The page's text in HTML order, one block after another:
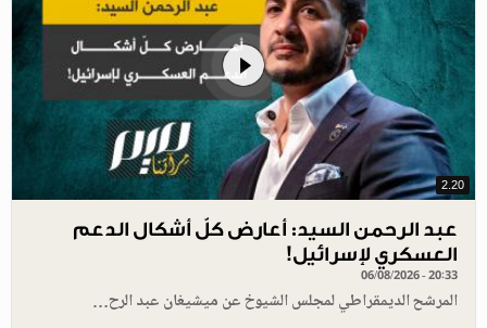
2.20
عبد الرحمن السيد: أعارض كلّ أشكال الدعم
العسكري لإسرائيل!
06/08/2026 - 20:33
المرشح الديمقراطي لمجلس الشيوخ عن ميشيغان عبد الرح…